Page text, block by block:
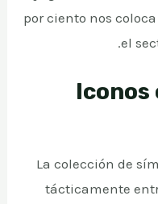
por ciento nos
el
Iconos
La colección de
tácticamente